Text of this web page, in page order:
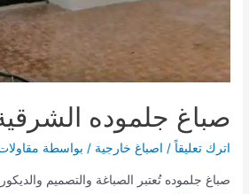
صباغ جلموده
اترك تعليقاً / اصباغ خارجية / بواسطة
صباغ جلموده تُعتبر الصباغة والتصميم